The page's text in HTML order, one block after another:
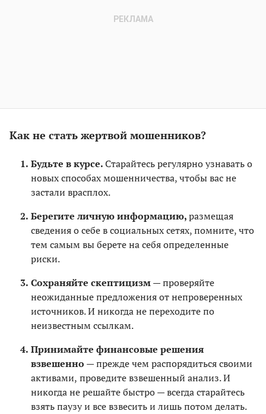
Как не стать жертвой мошенников?
Будьте в курсе.Старайтесь регулярно узнавать о
новых способах мошенничества, чтобы вас не
застали врасплох.
Берегите личную информацию,размещая
сведения о себе в социальных сетях, помните, что
тем самым вы берете на себя определенные
риски.
Сохраняйте скептицизм —проверяйте
неожиданные предложения от непроверенных
источников. И никогда не переходите по
неизвестным ссылкам.
Принимайте финансовые решения
взвешенно —прежде чемраспорядиться своими
активами, проведите взвешенный анализ. И
никогда не решайте быстро — всегда старайтесь
взять паузу и все взвесить и лишь потом делать.